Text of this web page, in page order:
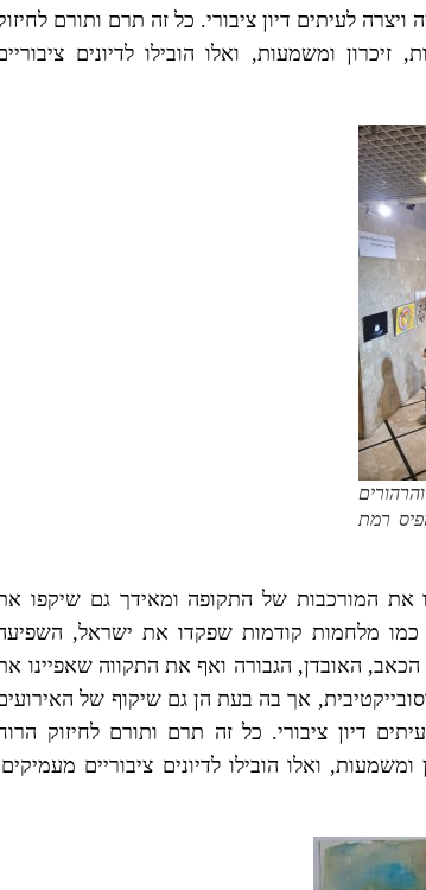
לעיתים דיון ציבורי. כל זה תרם ותורם
ומשמעות, ואלו הובילו לדיונים
רמת
את המורכבות של התקופה ומאידך גם שיקפו
כמו מלחמות קודמות שפקדו את ישראל,
האובדן, הגבורה ואף את התקווה שאפיינו
אך בה בעת הן גם שיקוף של
דיון ציבורי. כל זה תרם ותורם לחיזוק
ואלו הובילו לדיונים ציבוריים